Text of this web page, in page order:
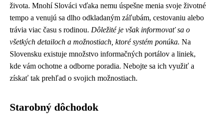
života. Mnohí Slováci vďaka nemu úspešne menia svoje životné
tempo a venujú sa dlho odkladaným záľubám, cestovaniu alebo
trávia viac času s rodinou. Dôležité je však informovať sa o
všetkých detailoch a možnostiach, ktoré systém ponúka. Na
Slovensku existuje množstvo informačných portálov a liniek,
kde vám ochotne a odborne poradia. Nebojte sa ich využiť a
získať tak prehľad o svojich možnostiach.
Starobný dôchodok